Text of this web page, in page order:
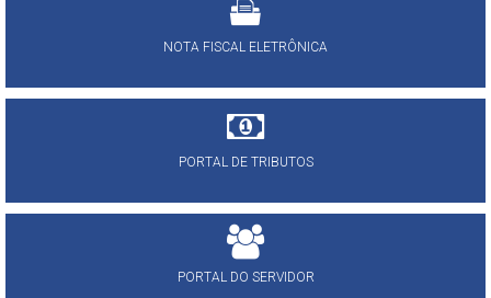
NOTA FISCAL ELETRÔNICA
PORTAL DE TRIBUTOS
PORTAL DO SERVIDOR